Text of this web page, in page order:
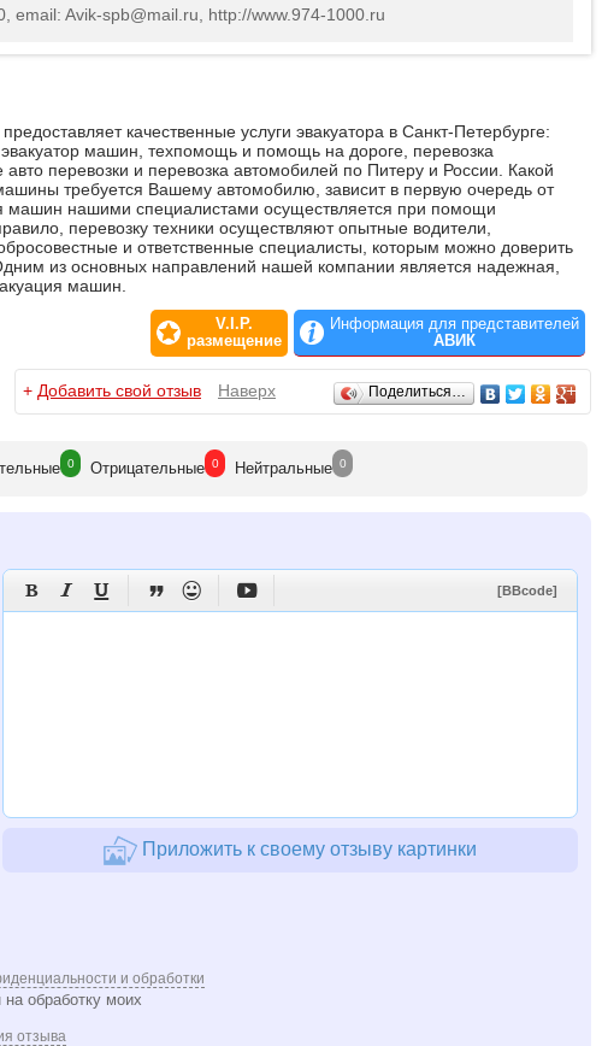
email: Avik-spb@mail.ru, http://www.974-1000.ru
качественные услуги эвакуатора в Санкт-Петербурге:
эвакуатор машин, техпомощь и помощь на дороге, перевозка
авто перевозки и перевозка автомобилей по Питеру и России. Какой
требуется Вашему автомобилю, зависит в первую очередь от
машин нашими специалистами осуществляется при помощи
перевозку техники осуществляют опытные водители,
и ответственные специалисты, которым можно доверить
из основных направлений нашей компании является надежная,
машин.
V.I.P.
размещение
Информация для представителей
АВИК
+ Добавить свой отзыв Наверх Поделиться…
ельные 0 Отрицательные 0 Нейтральные 0
      [BBcode]
Приложить к своему отзыву картинки
и обработки
на обработку моих
отзыва